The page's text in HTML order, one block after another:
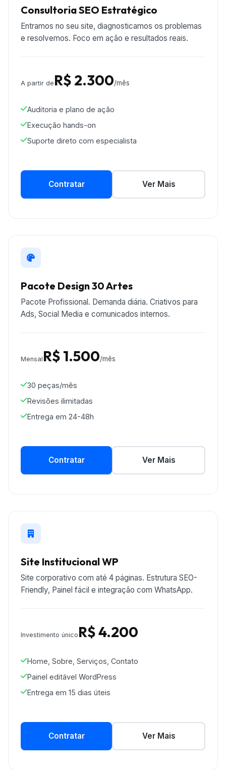
Consultoria SEO Estratégico
Entramos no seu site, diagnosticamos os problemas
e resolvemos. Foco em ação e resultados reais.
A partir de R$ 2.300/mês
Auditoria e plano de ação
Execução hands-on
Suporte direto com especialista
Contratar Ver Mais
Pacote Design 30 Artes
Pacote Profissional. Demanda diária. Criativos para
Ads, Social Media e comunicados internos.
Mensal R$ 1.500/mês
30 peças/mês
Revisões ilimitadas
Entrega em 24-48h
Contratar Ver Mais
Site Institucional WP
Site corporativo com até 4 páginas. Estrutura SEO-
Friendly, Painel fácil e integração com WhatsApp.
Investimento único R$ 4.200
Home, Sobre, Serviços, Contato
Painel editável WordPress
Entrega em 15 dias úteis
Contratar Ver Mais